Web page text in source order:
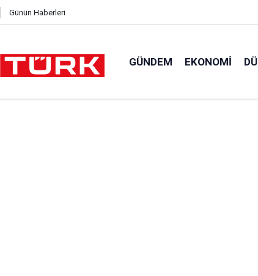
Günün Haberleri
GÜNDEM EKONOMI